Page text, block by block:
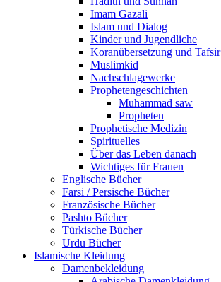
Imam Gazali
Islam und Dialog
Kinder und Jugendliche
Koranübersetzung und Tafsir
Muslimkid
Nachschlagewerke
Prophetengeschichten
Muhammad saw
Propheten
Prophetische Medizin
Spirituelles
Über das Leben danach
Wichtiges für Frauen
Englische Bücher
Farsi / Persische Bücher
Französische Bücher
Pashto Bücher
Türkische Bücher
Urdu Bücher
Islamische Kleidung
Damenbekleidung